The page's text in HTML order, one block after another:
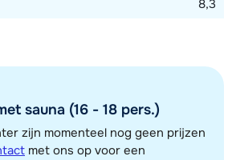
8,3
sauna (16 - 18 pers.)
zijn momenteel nog geen prijzen
met ons op voor een